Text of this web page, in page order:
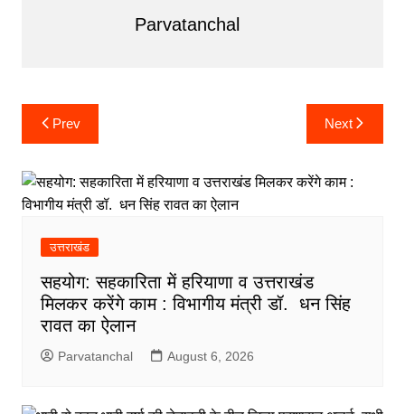
Parvatanchal
Post
navigation
Prev Next
उत्तराखंड
सहयोग: सहकारिता में हरियाणा व उत्तराखंड
मिलकर करेंगे काम : विभागीय मंत्री डॉ. धन सिंह
रावत का ऐलान
Parvatanchal August 6, 2026